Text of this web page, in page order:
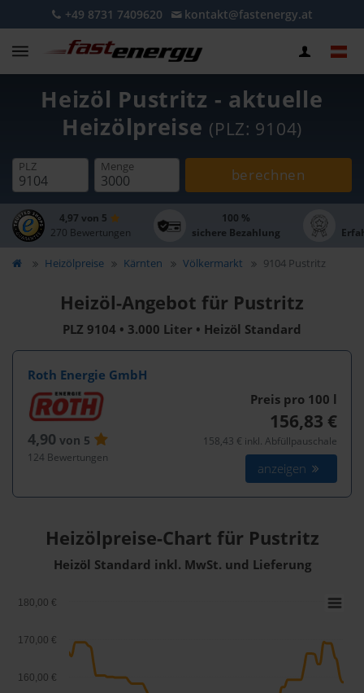
+49 8731 7409620 kontakt@fastenergy.at
Heizöl Pustritz - aktuelle
Heizölpreise (PLZ: 9104)
PLZ Menge berechnen
4,97 von 5
270 Bewertungen
100 %
sichere Bezahlung
Heizölpreise Kärnten Völkermarkt 9104 Pustritz
Heizöl-Angebot für Pustritz
PLZ 9104 • 3.000 Liter • Heizöl Standard
Roth Energie GmbH
4,90 von 5
124 Bewertungen
Preis pro 100 l
156,83 €
158,43 € inkl. Abfüllpauschale
anzeigen
Heizölpreise-Chart für Pustritz
Heizöl Standard inkl. MwSt. und Lieferung
160,00 €
170,00 €
180,00 €